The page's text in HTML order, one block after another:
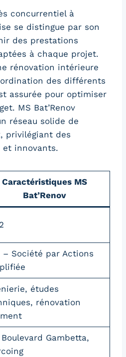
concurrentiel à
se distingue par son
des prestations
à chaque projet.
rénovation intérieure
des différents
assurée pour optimiser
MS Bat’Renov
réseau solide de
privilégiant des
et innovants.
Caractéristiques MS
Bat’Renov
– Société par Actions
études
rénovation
Gambetta,